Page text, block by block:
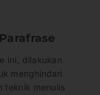
ini, dilakukan
menghindari
teknik menulis